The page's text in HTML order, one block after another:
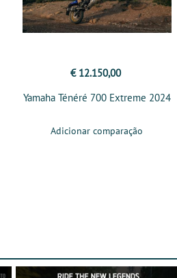
€ 12.150,00
Yamaha Ténéré 700 Extreme 2024
Adicionar comparação